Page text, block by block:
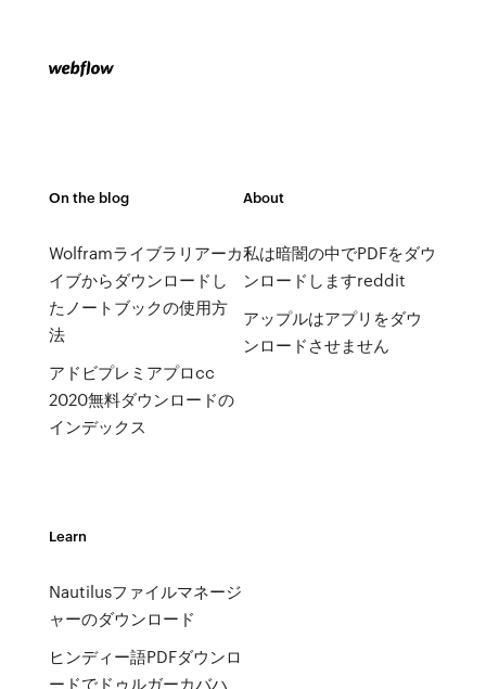
On the blog
Wolframライブラリアーカ
イブからダウンロードし
たノートブックの使用方
法
アドビプレミアプロcc
2020無料ダウンロードの
インデックス
About
私は暗闇の中でPDFをダウ
ンロードしますreddit
アップルはアプリをダウ
ンロードさせません
Learn
Nautilusファイルマネージ
ャーのダウンロード
ヒンディー語PDFダウンロ
ードでドゥルガーカバハ